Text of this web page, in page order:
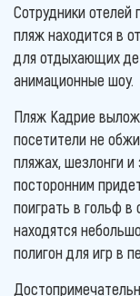
Сотрудники отелей
пляж находится в
для отдыхающих
анимационные шоу.
Пляж Кадрие
посетители не
пляжах, шезлонги
посторонним
поиграть в гольф
находятся
полигон для игр в